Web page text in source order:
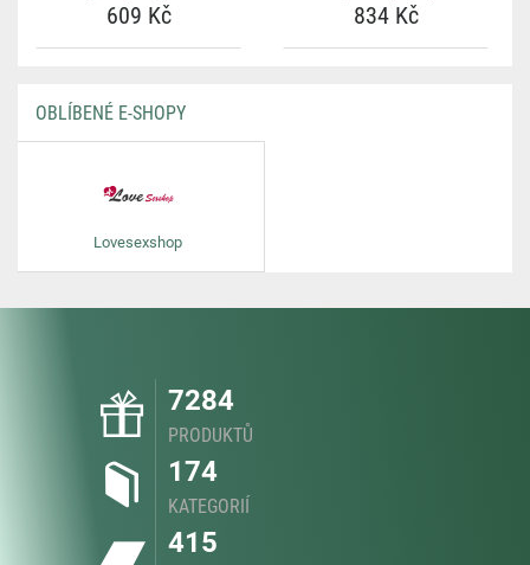
609 Kč 834 Kč
OBLÍBENÉ E-SHOPY
Lovesexshop
7284
PRODUKTŮ
174
KATEGORIÍ
415